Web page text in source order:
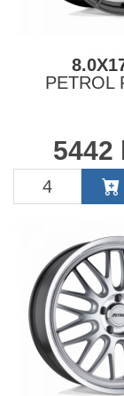
PETROL
5442